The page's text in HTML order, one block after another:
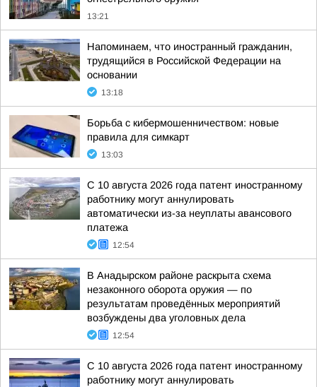
13:21
Напоминаем, что иностранный гражданин,
трудящийся в Российской Федерации на
основании
13:18
Борьба с кибермошенничеством: новые
правила для симкарт
13:03
С 10 августа 2026 года патент иностранному
работнику могут аннулировать
автоматически из-за неуплаты авансового
платежа
12:54
В Анадырском районе раскрыта схема
незаконного оборота оружия — по
результатам проведённых мероприятий
возбуждены два уголовных дела
12:54
С 10 августа 2026 года патент иностранному
работнику могут аннулировать